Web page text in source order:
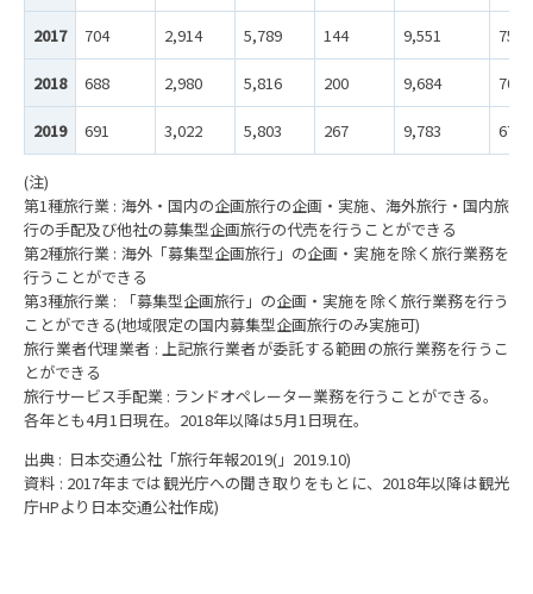
2017 704 2,914 5,789 144 9,551 750
2018 688 2,980 5,816 200 9,684 706
2019 691 3,022 5,803 267 9,783 675
(注)
第1種旅行業 : 海外・国内の企画旅行の企画・実施、海外旅行・国内旅
行の手配及び他社の募集型企画旅行の代売を行うことができる
第2種旅行業 : 海外「募集型企画旅行」の企画・実施を除く旅行業務を
行うことができる
第3種旅行業 : 「募集型企画旅行」の企画・実施を除く旅行業務を行う
ことができる(地域限定の国内募集型企画旅行のみ実施可)
旅行業者代理業者 : 上記旅行業者が委託する範囲の旅行業務を行うこ
とができる
旅行サービス手配業 : ランドオペレーター業務を行うことができる。
各年とも4月1日現在。2018年以降は5月1日現在。
出典 : 日本交通公社「旅行年報2019(」2019.10)
資料 : 2017年までは観光庁への聞き取りをもとに、2018年以降は観光
庁HPより日本交通公社作成)